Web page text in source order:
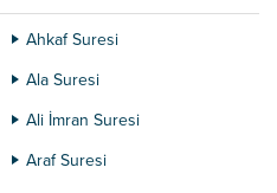
Ahkaf Suresi
Ala Suresi
Ali İmran Suresi
Araf Suresi